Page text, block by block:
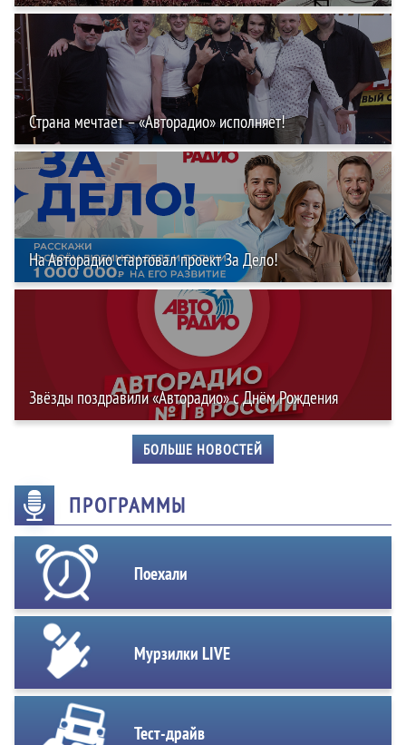
Страна мечтает – «Авторадио» исполняет!
На Авторадио стартовал проект За Дело!
Звёзды поздравили «Авторадио» с Днём Рождения
БОЛЬШЕ НОВОСТЕЙ
ПРОГРАММЫ
Поехали
Мурзилки LIVE
Тест-драйв